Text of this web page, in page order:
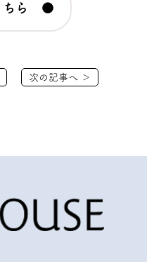
ちら ●
次の記事へ ＞